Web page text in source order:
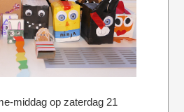
middag op zaterdag 21